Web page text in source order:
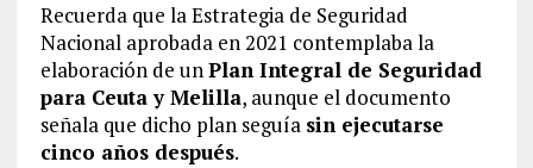
Recuerda que la Estrategia de Seguridad
Nacional aprobada en 2021 contemplaba la
elaboración de unPlan Integral de Seguridad
para Ceuta y Melilla, aunque el documento
señala que dicho plan seguía sin ejecutarse
cinco años después.